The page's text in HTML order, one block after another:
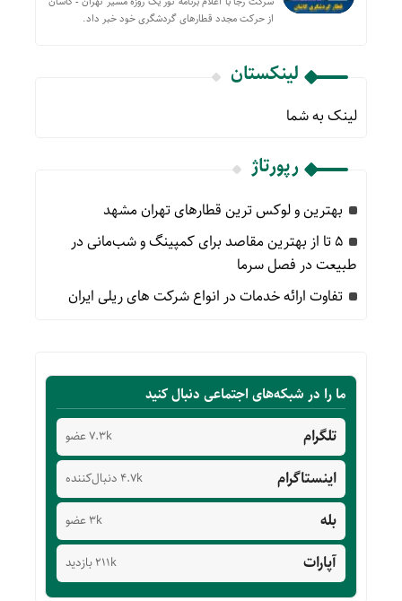
از حركت مجدد قطارهای گردشگری خود خبر داد.
لینکستان
لینک به شما
رپورتاژ
بهترین و لوکس ترین قطارهای تهران مشهد
۵ تا از بهترین مقاصد برای کمپینگ و شب‌مانی در
طبیعت در فصل سرما
تفاوت ارائه خدمات در انواع شرکت های ریلی ایران
ما را در شبکه‌های اجتماعی دنبال کنید
تلگرام 7.3k عضو
اینستاگرام 4.7k دنبال‌کننده
بله 3k عضو
آپارات 211k بازدید